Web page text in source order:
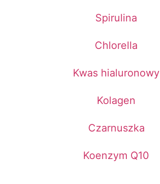
Spirulina
Chlorella
Kwas hialuronowy
Kolagen
Czarnuszka
Koenzym Q10